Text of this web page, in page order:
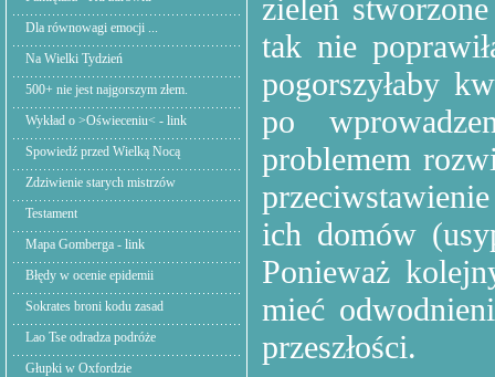
Dla równowagi emocji ...
Na Wielki Tydzień
500+ nie jest najgorszym złem.
Wykład o >Oświeceniu< - link
Spowiedź przed Wielką Nocą
Zdziwienie starych mistrzów
Testament
Mapa Gomberga - link
Błędy w ocenie epidemii
Sokrates broni kodu zasad
Lao Tse odradza podróże
Głupki w Oxfordzie
zieleń
tak nie
pogorszyłaby
po
problemem
ich domów
Ponieważ
mieć
przeszłości.